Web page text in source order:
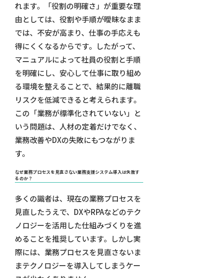
れます。「役割の明確さ」が重要な理
由としては、役割や手順が曖昧なまま
では、不安が高まり、仕事の手応えも
得にくくなるからです。したがって、
マニュアルによって社員の役割と手順
を明確にし、安心して仕事に取り組め
る環境を整えることで、結果的に離職
リスクを低減できると考えられます。
この「業務が標準化されていない」と
いう問題は、人材の定着だけでなく、
業務改善やDXの失敗にもつながりま
す。
なぜ業務プロセスを見直さない業務支援システム導入は失敗す
るのか？
多くの識者は、現在の業務プロセスを
見直したうえで、DXやRPAなどのテク
ノロジーを活用した仕組みづくりを進
めることを推奨しています。しかし実
際には、業務プロセスを見直さないま
まテクノロジーを導入してしまうケー